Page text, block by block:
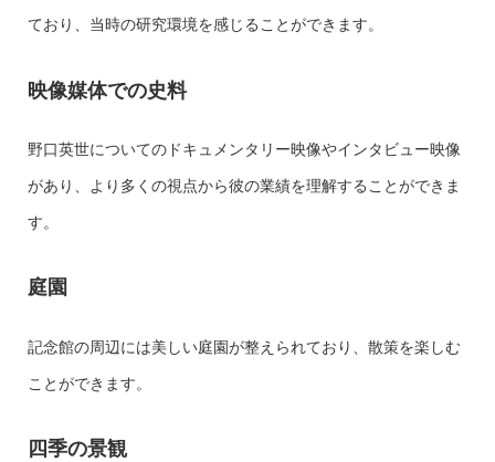
ており、当時の研究環境を感じることができます。
映像媒体での史料
野口英世についてのドキュメンタリー映像やインタビュー映像
があり、より多くの視点から彼の業績を理解することができま
す。
庭園
記念館の周辺には美しい庭園が整えられており、散策を楽しむ
ことができます。
四季の景観